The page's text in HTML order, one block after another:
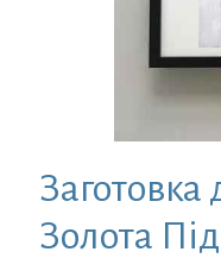
Золота